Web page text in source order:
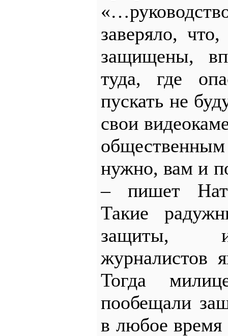
заверяло,
защищены,
туда, где
пускать не
свои
нужно, вам и
– пишет
Такие
защиты, и
журналистов
Тогда
пообещали
в любое